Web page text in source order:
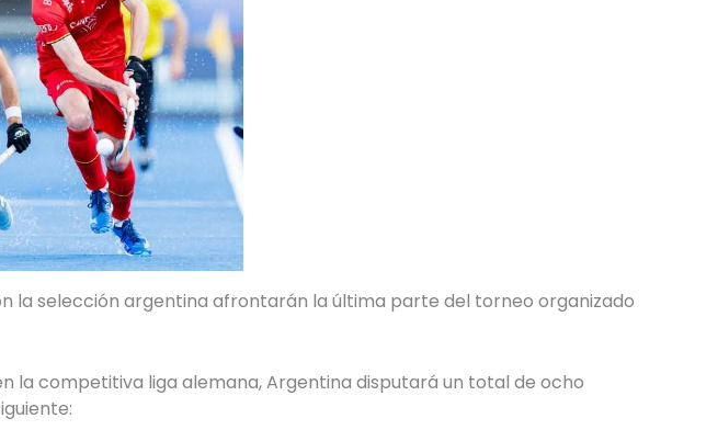
la selección argentina afrontarán la última parte del torneo organizado
la competitiva liga alemana, Argentina disputará un total de ocho